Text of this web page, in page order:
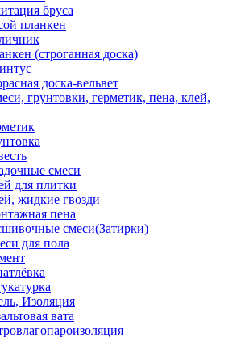
бруса
планкен
(строганная доска)
доска-вельвет
грунтовки, герметик, пена, клей,
смеси
для плитки
жидкие гвозди
пена
смеси(Затирки)
для пола
Изоляция
вата